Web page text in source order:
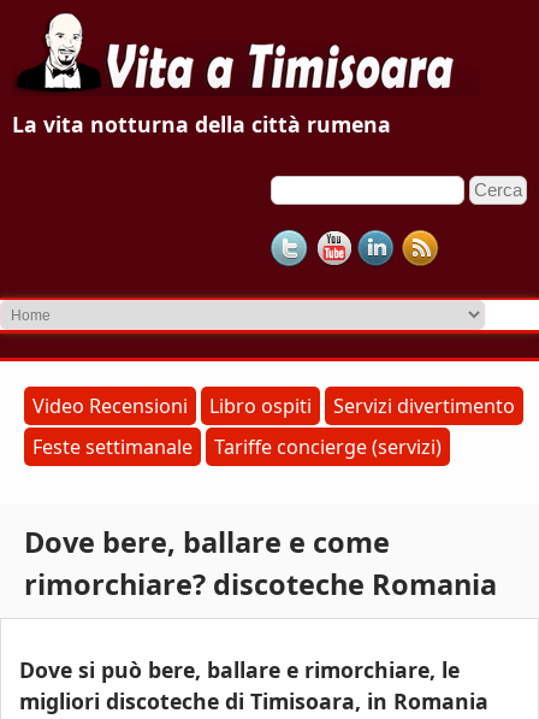
V
a
T
m
s
o
r
La vita notturna della città rumena
F
o
r
m
d
i
r
i
c
c
a
C
r
c
a
Video Recensioni Libro ospiti
Servizi divertimento
Feste settimanale
Tariffe concierge (servizi)
Dove bere, ballare e come
rimorchiare? discoteche Romania
Dove si può bere, ballare e rimorchiare, le
migliori discoteche di Timisoara, in Romania